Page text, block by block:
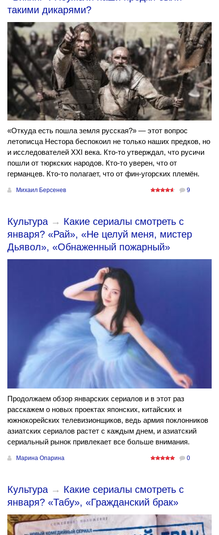
такими дикарями?
«Откуда есть пошла земля русская?» — этот вопрос
летописца Нестора беспокоил не только наших предков, но
и исследователей XXI века. Кто-то утверждал, что русичи
пошли от тюркских народов. Кто-то уверен, что от
германцев. Кто-то полагает, что от фин-угорских племён.
Михаил Берсенев 9
Культура → Какие сериалы смотреть с
января? «Рай», «Не целуй меня, мистер
Дьявол», «Обнаженный пожарный»
Продолжаем обзор январских сериалов и в этот раз
расскажем о новых проектах японских, китайских и
южнокорейских телевизионщиков, ведь армия поклонников
азиатских сериалов растет с каждым днем, и азиатский
сериальный рынок привлекает все больше внимания.
Марина Опарина 0
Культура→ Какие сериалы смотреть с
января? «Табу», «Гражданский брак»